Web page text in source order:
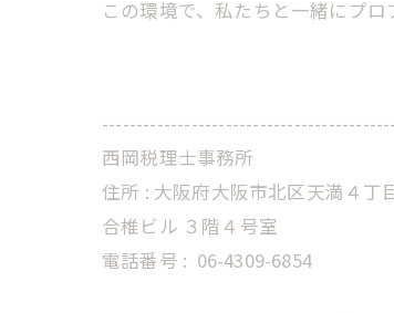
この環境で、私たちと一緒にプ
西岡税理士事務所
住所 : 大阪府大阪市北区天満４丁
合椎ビル ３階４号室
電話番号 : 06-4309-6854